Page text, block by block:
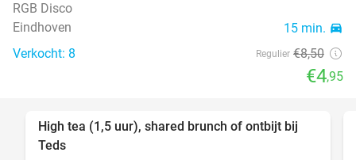
RGB Disco
Eindhoven
15 min. directions_car
Verkocht: 8 Regulier €8,50
€4,95
35%
High tea (1,5 uur), shared brunch of ontbijt bij
Teds